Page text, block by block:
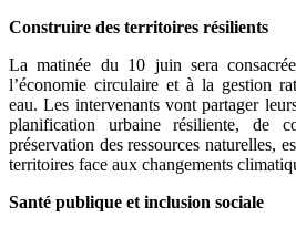
Construire des territoires résilients
La matinée du 10 juin sera
l’économie circulaire et à la gestion
eau. Les intervenants vont partager
planification urbaine résiliente, de
préservation des ressources naturelles,
territoires face aux changements
Santé publique et inclusion sociale